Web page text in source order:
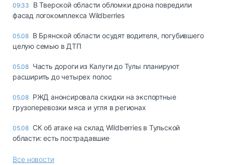
09:33
В Тверской области обломки дрона повредили
фасад логокомплекса Wildberries
05.08 В Брянской области осудят водителя, погубившего
целую семью в ДТП
05.08 Часть дороги из Калуги до Тулы планируют
расширить до четырех полос
05.08 РЖД анонсировала скидки на экспортные
грузоперевозки мяса и угля в регионах
05.08 СК об атаке на склад Wildberries в Тульской
области: есть пострадавшие
Все новости